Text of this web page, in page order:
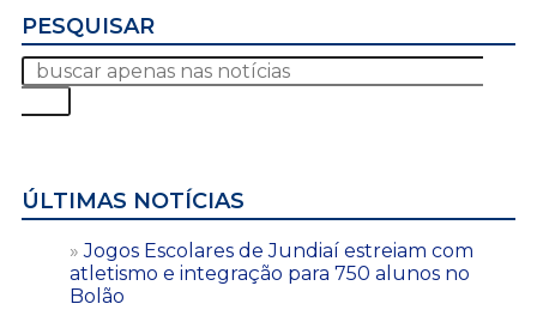
PESQUISAR
ÚLTIMAS NOTÍCIAS
Jogos Escolares de Jundiaí estreiam com
atletismo e integração para 750 alunos no
Bolão